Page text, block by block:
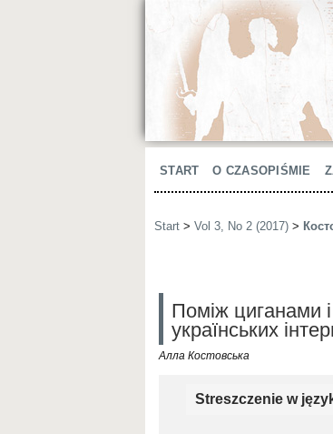
START O CZASOPIŚMIE
Start > Vol 3, No 2 (2017) >
Поміж циганами
українських
Алла Костовська
Streszczenie w